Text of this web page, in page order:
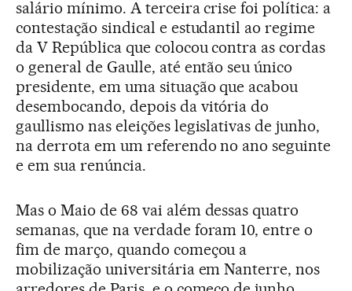
salário mínimo. A terceira crise foi política: a
contestação sindical e estudantil ao regime
da V República que colocou contra as cordas
o general de Gaulle, até então seu único
presidente, em uma situação que acabou
desembocando, depois da vitória do
gaullismo nas eleições legislativas de junho,
na derrota em um referendo no ano seguinte
e em sua renúncia.
Mas o Maio de 68 vai além dessas quatro
semanas, que na verdade foram 10, entre o
fim de março, quando começou a
mobilização universitária em Nanterre, nos